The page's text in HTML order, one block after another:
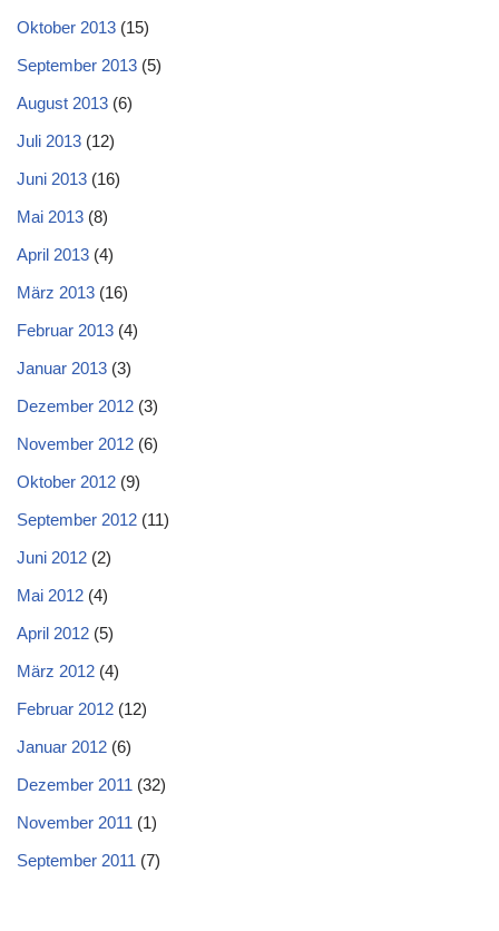
Oktober 2013 (15)
September 2013 (5)
August 2013 (6)
Juli 2013 (12)
Juni 2013 (16)
Mai 2013 (8)
April 2013 (4)
März 2013 (16)
Februar 2013 (4)
Januar 2013 (3)
Dezember 2012 (3)
November 2012 (6)
Oktober 2012 (9)
September 2012 (11)
Juni 2012 (2)
Mai 2012 (4)
April 2012 (5)
März 2012 (4)
Februar 2012 (12)
Januar 2012 (6)
Dezember 2011 (32)
November 2011 (1)
September 2011 (7)